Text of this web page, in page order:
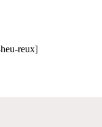
reux]